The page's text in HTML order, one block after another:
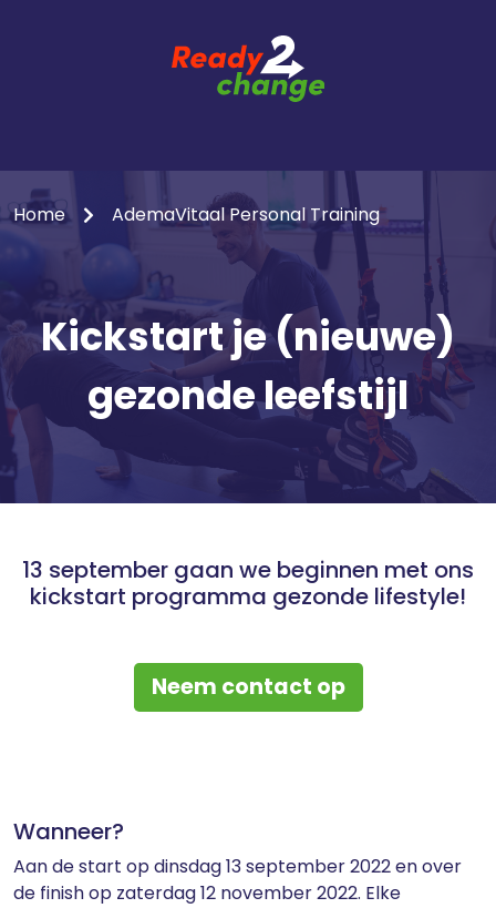
Home AdemaVitaal Personal Training
Kickstart je (nieuwe)
gezonde leefstijl
13 september gaan we beginnen met ons
kickstart programma gezonde lifestyle!
Neem contact op
Wanneer?
Aan de start op dinsdag 13 september 2022 en over
de finish op zaterdag 12 november 2022. Elke